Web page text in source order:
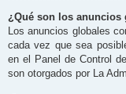
¿Qué son los anuncios
Los anuncios globales
cada vez que sea
en el Panel de Control
son otorgados por La